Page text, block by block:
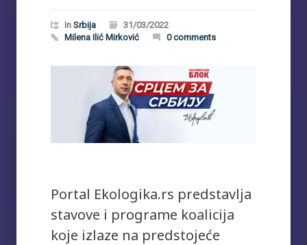
In Srbija
31/03/2022
Milena Ilić Mirković
0 comments
Portal Ekologika.rs predstavlja
stavove i programe koalicija
koje izlaze na predstojeće